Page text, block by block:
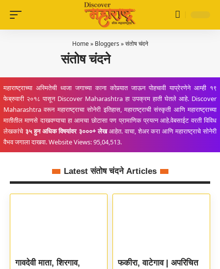
Home» Bloggers »संतोष चंदने
संतोष चंदने
महाराष्ट्राच्या अस्मितेची ध्वजा जगाच्या काना कोपर्‍यात जाऊन पोहचावी याप्रेरणेने आम्ही १९
फेब्रुवारी २०१८ पासून Discover Maharashtra हा उपक्रम हाती घेतले आहे. Discover
Maharashtra वरून महाराष्ट्राचा सोनेरी इतिहास, महाराष्ट्राची संस्कृती आणि महाराष्ट्राच्या
मातीतील माणसे दाखवण्याचा हा आमचा छोटासा पण प्रामाणिक प्रयत्न आहे.वेबसाईट वरती विविध
लेखकांचे ३५ हुन अधिक विषयांवर ३०००+ लेखआहेत. वाचा, शेअर करा आणि महाराष्ट्राचे सोनेरी
वैभव जगाला दाखवा. Website Views: 95,04,513.
Latest संतोष चंदने Articles
गावदेवी माता, शिरगाव,
फकीरा, वाटेगाव | अपरिचित